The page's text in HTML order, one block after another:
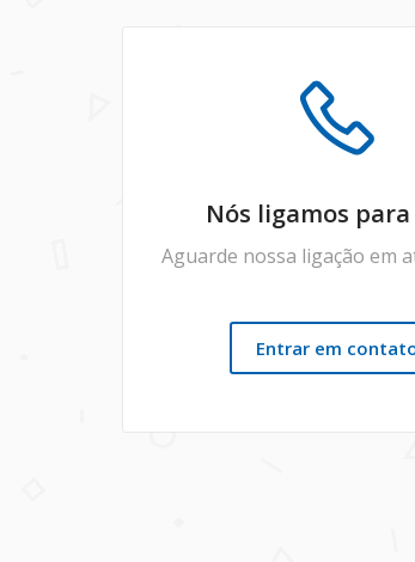
Nós ligamos para
Aguarde nossa ligação em
Entrar em